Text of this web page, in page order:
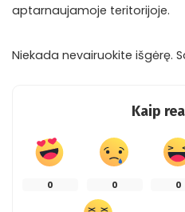
aptarnaujamoje teritorijoje.
Niekada nevairuokite išgėrę.
Kaip
0 0 0